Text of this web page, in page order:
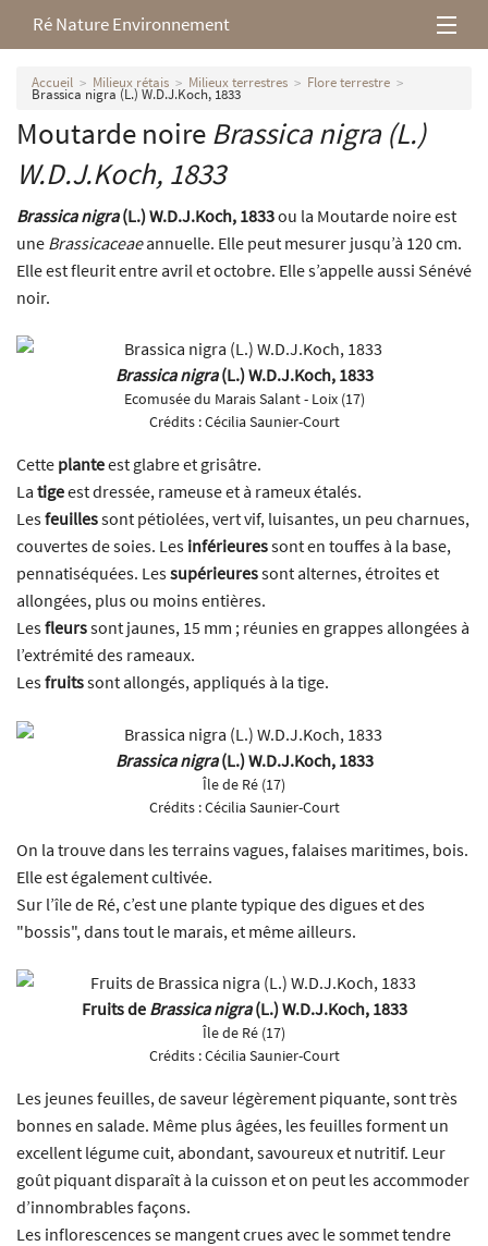
Ré Nature Environnement
L’association
Milieux rétais
Nos parutions
Accueil Milieux rétais Milieux terrestres Flore terrestre
Brassica nigra (L.) W.D.J.Koch, 1833
Moutarde noire Brassica nigra(L.)
W.D.J.Koch, 1833
Brassica nigra(L.) W.D.J.Koch, 1833ou la Moutarde noire est
une Brassicaceaeannuelle. Elle peut mesurer jusqu’à 120 cm.
Elle est fleurit entre avril et octobre. Elle s’appelle aussi Sénévé
noir.
Brassica nigra(L.) W.D.J.Koch, 1833
Ecomusée du Marais Salant - Loix (17)
Crédits :Cécilia Saunier-Court
Cette planteest glabre et grisâtre.
La tigeest dressée, rameuse et à rameux étalés.
Lesfeuillessont pétiolées, vert vif, luisantes, un peu charnues,
couvertes de soies. Les inférieuressont en touffes à la base,
pennatiséquées. Lessupérieuressont alternes, étroites et
allongées, plus ou moins entières.
Lesfleurssont jaunes, 15 mm ; réunies en grappes allongées à
l’extrémité des rameaux.
Lesfruitssont allongés, appliqués à la tige.
Brassica nigra(L.) W.D.J.Koch, 1833
Île de Ré (17)
Crédits :Cécilia Saunier-Court
On la trouve dans les terrains vagues, falaises maritimes, bois.
Elle est également cultivée.
Sur l’île de Ré, c’est une plante typique des digues et des
"bossis", dans tout le marais, et même ailleurs.
Fruits de Brassica nigra(L.) W.D.J.Koch, 1833
Île de Ré (17)
Crédits :Cécilia Saunier-Court
Les jeunes feuilles, de saveur légèrement piquante, sont très
bonnes en salade. Même plus âgées, les feuilles forment un
excellent légume cuit, abondant, savoureux et nutritif. Leur
goût piquant disparaît à la cuisson et on peut les accommoder
d’innombrables façons.
Les inflorescences se mangent crues avec le sommet tendre